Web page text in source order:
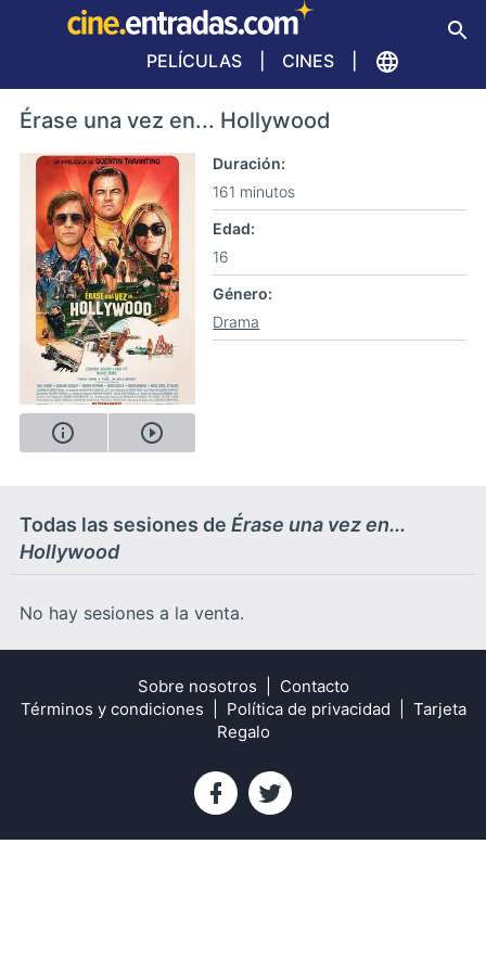
PELÍCULAS CINES
Érase una vez en... Hollywood
Duración
161 minutos
Edad
16
Género
Drama
Todas las sesiones de Érase una vez en...
Hollywood
No hay sesiones a la venta.
Sobre nosotros
Contacto
Términos y condiciones
Política de privacidad
Tarjeta
Regalo